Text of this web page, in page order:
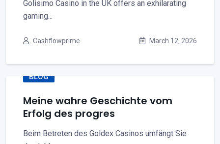
Golisimo Casino in the UK offers an exhilarating
gaming...
Cashflowprime March 12, 2026
BLOG
Meine wahre Geschichte vom
Erfolg des progres
Beim Betreten des Goldex Casinos umfängt Sie